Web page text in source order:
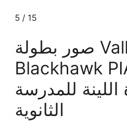
5 / 15
صور بطولة Valley View-
Blackhawk
اللينة للمدرسة
الثانوية